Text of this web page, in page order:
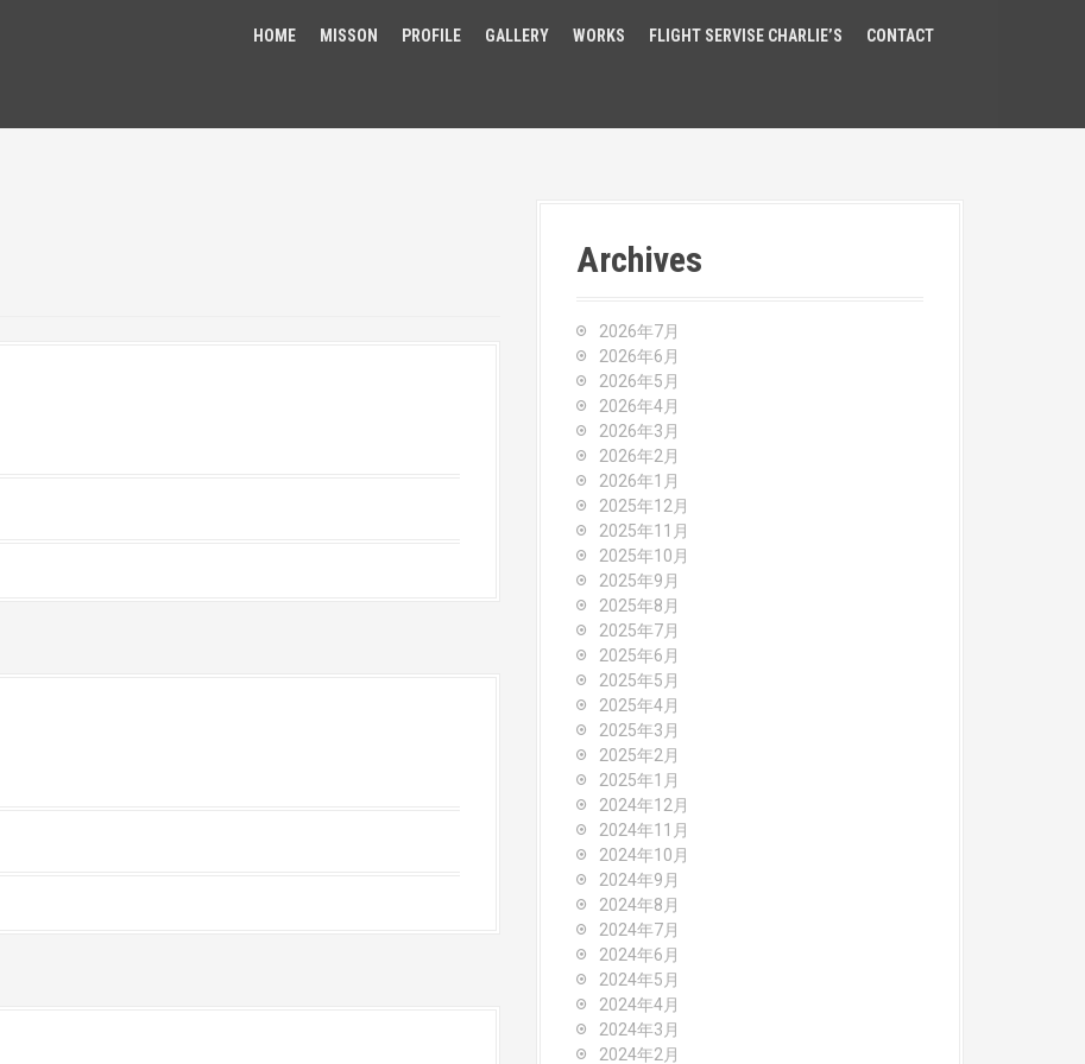
HOME MISSON PROFILE GALLERY WORKS FLIGHT SERVISE CHARLIE’S CONTACT
Archives
2026年7月
2026年6月
2026年5月
2026年4月
2026年3月
2026年2月
2026年1月
2025年12月
2025年11月
2025年10月
2025年9月
2025年8月
2025年7月
2025年6月
2025年5月
2025年4月
2025年3月
2025年2月
2025年1月
2024年12月
2024年11月
2024年10月
2024年9月
2024年8月
2024年7月
2024年6月
2024年5月
2024年4月
2024年3月
2024年2月